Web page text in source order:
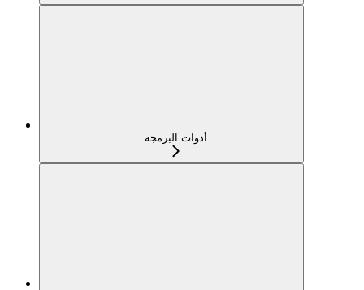
أدوات البرمجة